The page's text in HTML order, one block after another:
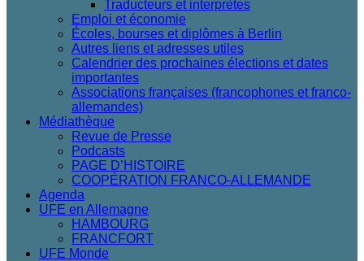
Traducteurs et interprètes
Emploi et économie
Écoles, bourses et diplômes à Berlin
Autres liens et adresses utiles
Calendrier des prochaines élections et dates
importantes
Associations françaises (francophones et franco-
allemandes)
Médiathèque
Revue de Presse
Podcasts
PAGE D’HISTOIRE
COOPÉRATION FRANCO-ALLEMANDE
Agenda
UFE en Allemagne
HAMBOURG
FRANCFORT
UFE Monde